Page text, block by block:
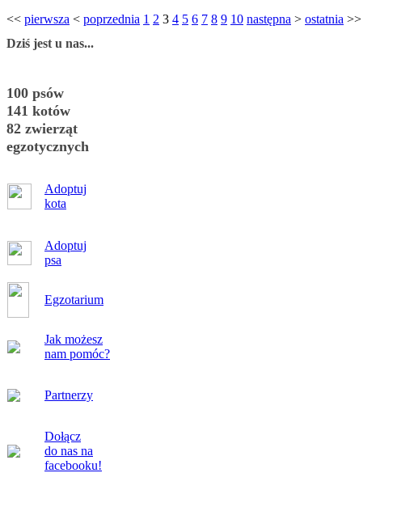
<< pierwsza < poprzednia 1 2 3 4 5 6 7 8 9 10 następna > ostatnia >>
Dziś jest u nas...
100 psów
141 kotów
82 zwierząt
egzotycznych
Adoptuj
kota
Adoptuj
psa
Egzotarium
Jak możesz
nam pomóc?
Partnerzy
Dołącz
do nas na
facebooku!